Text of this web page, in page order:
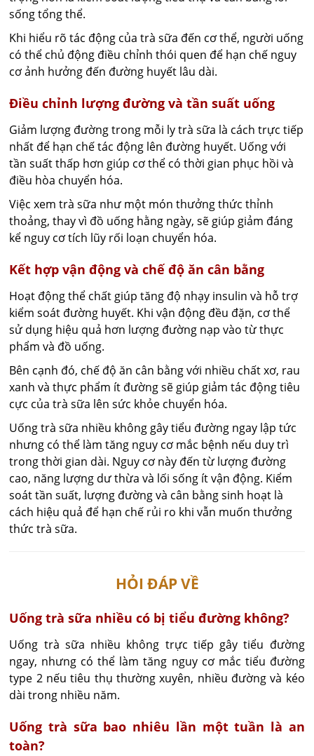
sống tổng thể.
Khi hiểu rõ tác động của trà sữa đến cơ thể, người uống
có thể chủ động điều chỉnh thói quen để hạn chế nguy
cơ ảnh hưởng đến đường huyết lâu dài.
Điều chỉnh lượng đường và tần suất uống
Giảm lượng đường trong mỗi ly trà sữa là cách trực tiếp
nhất để hạn chế tác động lên đường huyết. Uống với
tần suất thấp hơn giúp cơ thể có thời gian phục hồi và
điều hòa chuyển hóa.
Việc xem trà sữa như một món thưởng thức thỉnh
thoảng, thay vì đồ uống hằng ngày, sẽ giúp giảm đáng
kể nguy cơ tích lũy rối loạn chuyển hóa.
Kết hợp vận động và chế độ ăn cân bằng
Hoạt động thể chất giúp tăng độ nhạy insulin và hỗ trợ
kiểm soát đường huyết. Khi vận động đều đặn, cơ thể
sử dụng hiệu quả hơn lượng đường nạp vào từ thực
phẩm và đồ uống.
Bên cạnh đó, chế độ ăn cân bằng với nhiều chất xơ, rau
xanh và thực phẩm ít đường sẽ giúp giảm tác động tiêu
cực của trà sữa lên sức khỏe chuyển hóa.
Uống trà sữa nhiều không gây tiểu đường ngay lập tức
nhưng có thể làm tăng nguy cơ mắc bệnh nếu duy trì
trong thời gian dài. Nguy cơ này đến từ lượng đường
cao, năng lượng dư thừa và lối sống ít vận động. Kiểm
soát tần suất, lượng đường và cân bằng sinh hoạt là
cách hiệu quả để hạn chế rủi ro khi vẫn muốn thưởng
thức trà sữa.
HỎI ĐÁP VỀ
Uống trà sữa nhiều có bị tiểu đường không?
Uống trà sữa nhiều không trực tiếp gây tiểu đường
ngay, nhưng có thể làm tăng nguy cơ mắc tiểu đường
type 2 nếu tiêu thụ thường xuyên, nhiều đường và kéo
dài trong nhiều năm.
Uống trà sữa bao nhiêu lần một tuần là an
toàn?